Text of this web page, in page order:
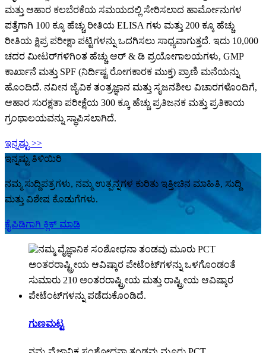
ಮತ್ತು ಆಹಾರ ಕಲಬೆರಕೆಯ ಸಮಯದಲ್ಲಿ ಸೇರಿಸಲಾದ ಹಾರ್ಮೋನುಗಳ
ಪತ್ತೆಗಾಗಿ 100 ಕ್ಕೂ ಹೆಚ್ಚು ರೀತಿಯ ELISA ಗಳು ಮತ್ತು 200 ಕ್ಕೂ ಹೆಚ್ಚು
ರೀತಿಯ ಕ್ಷಿಪ್ರ ಪರೀಕ್ಷಾ ಪಟ್ಟಿಗಳನ್ನು ಒದಗಿಸಲು ಸಾಧ್ಯವಾಗುತ್ತದೆ. ಇದು 10,000
ಚದರ ಮೀಟರ್‌ಗಳಿಗಿಂತ ಹೆಚ್ಚು ಆರ್ & ಡಿ ಪ್ರಯೋಗಾಲಯಗಳು, GMP
ಕಾರ್ಖಾನೆ ಮತ್ತು SPF (ನಿರ್ದಿಷ್ಟ ರೋಗಕಾರಕ ಮುಕ್ತ) ಪ್ರಾಣಿ ಮನೆಯನ್ನು
ಹೊಂದಿದೆ. ನವೀನ ಜೈವಿಕ ತಂತ್ರಜ್ಞಾನ ಮತ್ತು ಸೃಜನಶೀಲ ವಿಚಾರಗಳೊಂದಿಗೆ,
ಆಹಾರ ಸುರಕ್ಷತಾ ಪರೀಕ್ಷೆಯ 300 ಕ್ಕೂ ಹೆಚ್ಚು ಪ್ರತಿಜನಕ ಮತ್ತು ಪ್ರತಿಕಾಯ
ಗ್ರಂಥಾಲಯವನ್ನು ಸ್ಥಾಪಿಸಲಾಗಿದೆ.
ಇನ್ನಷ್ಟು >>
ಇನ್ನಷ್ಟು ತಿಳಿಯಿರಿ
ನಮ್ಮ ಸುದ್ದಿಪತ್ರಗಳು, ನಮ್ಮ ಉತ್ಪನ್ನಗಳ ಕುರಿತು ಇತ್ತೀಚಿನ ಮಾಹಿತಿ, ಸುದ್ದಿ
ಮತ್ತು ವಿಶೇಷ ಕೊಡುಗೆಗಳು.
ಕೈಪಿಡಿಗಾಗಿ ಕ್ಲಿಕ್ ಮಾಡಿ
ಗುಣಮಟ್ಟ